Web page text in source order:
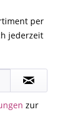
per
jederzeit
zur